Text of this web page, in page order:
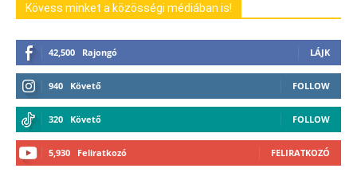
Kövess minket a közösségi médiában is!
42,500 Rajongó LÁJK
940 Követő FOLLOW
320 Követő FOLLOW
5,930 Feliratkozó FELIRATKOZÓ